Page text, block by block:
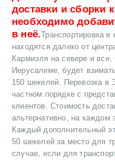
доставки и сборки
необходимо
в неё.Транспортировка
находятся далеко от
Кармиэля на севере и
Иерусалиме, будет
150 шекелей. Перевозка в
частном порядке с
клиентов. Стоимость
альтернативно, на каждом
Каждый дополнительный
50 шекелей за место для
случае, если для